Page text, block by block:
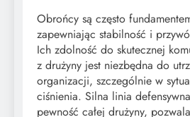
Obrońcy są często
zapewniając stabilność i
Ich zdolność do skutecznej
z drużyny jest niezbędna do
organizacji, szczególnie w
ciśnienia. Silna linia
pewność całej drużyny,